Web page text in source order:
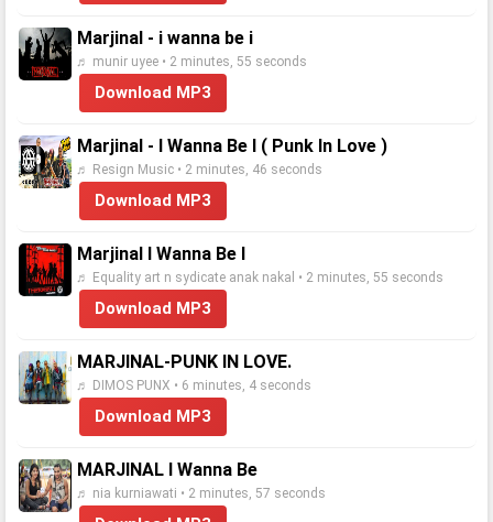
Marjinal - i wanna be i
♬ munir uyee • 2 minutes, 55 seconds
Download MP3
Marjinal - I Wanna Be I ( Punk In Love )
♬ Resign Music • 2 minutes, 46 seconds
Download MP3
Marjinal I Wanna Be I
♬ Equality art n sydicate anak nakal • 2 minutes, 55 seconds
Download MP3
MARJINAL-PUNK IN LOVE.
♬ DIMOS PUNX • 6 minutes, 4 seconds
Download MP3
MARJINAL I Wanna Be
♬ nia kurniawati • 2 minutes, 57 seconds